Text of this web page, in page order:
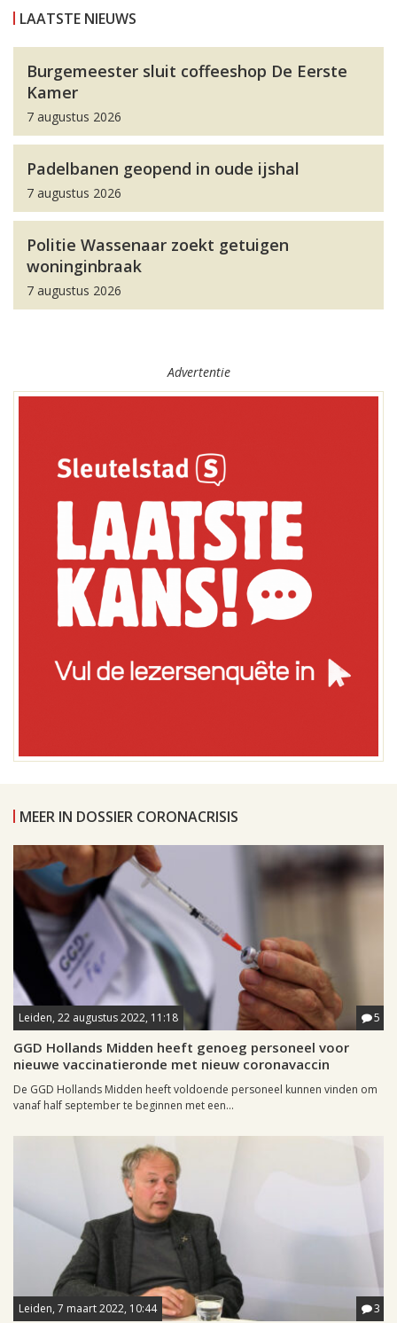
LAATSTE NIEUWS
Burgemeester sluit coffeeshop De Eerste
Kamer
7 augustus 2026
Padelbanen geopend in oude ijshal
7 augustus 2026
Politie Wassenaar zoekt getuigen
woninginbraak
7 augustus 2026
Advertentie
MEER IN DOSSIER CORONACRISIS
Leiden, 22 augustus 2022, 11:18 5
GGD Hollands Midden heeft genoeg personeel voor
nieuwe vaccinatieronde met nieuw coronavaccin
De GGD Hollands Midden heeft voldoende personeel kunnen vinden om
vanaf half september te beginnen met een...
Leiden, 7 maart 2022, 10:44 3